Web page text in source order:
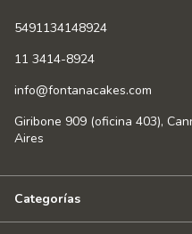
5491134148924
11 3414-8924
info@fontanacakes.com
Giribone 909 (oficina 403),
Aires
Categorías